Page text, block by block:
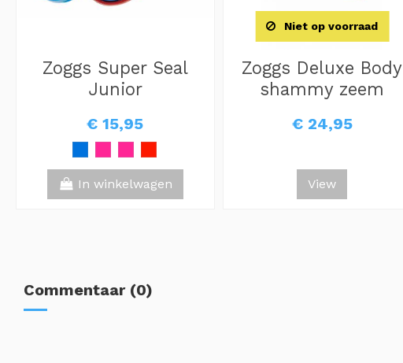
Zoggs Super Seal
Junior
€ 15,95
In winkelwagen
Niet op voorraad
Zoggs Deluxe Body
shammy zeem
€ 24,95
View
Commentaar (0)